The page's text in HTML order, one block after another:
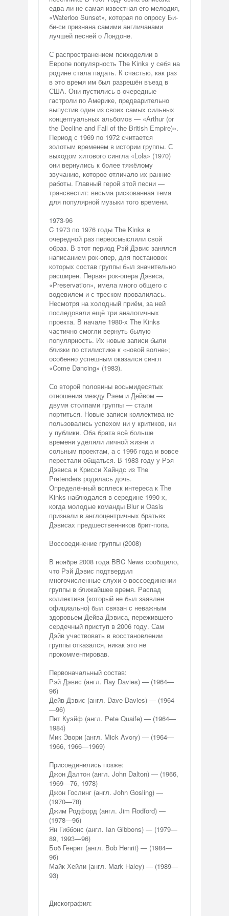
едва ли не самая известная его мелодия,
«Waterloo Sunset», которая по опросу Би-
би-си признана самими англичанами
лучшей песней о Лондоне.
С распространением психоделии в
Европе популярность The Kinks у себя на
родине стала падать. К счастью, как раз
в это время им был разрешён въезд в
США. Они пустились в очередные
гастроли по Америке, предварительно
выпустив один из своих самых сильных
концептуальных альбомов — «Arthur (or
the Decline and Fall of the British Empire)».
Период с 1969 по 1972 считается
золотым временем в истории группы. С
выходом хитового сингла «Lola» (1970)
они вернулись к более тяжёлому
звучанию, которое отличало их ранние
работы. Главный герой этой песни —
трансвестит: весьма рискованная тема
для популярной музыки того времени.
1973-96
C 1973 по 1976 годы The Kinks в
очередной раз переосмыслили свой
образ. В этот период Рэй Дэвис занялся
написанием рок-опер, для постановок
которых состав группы был значительно
расширен. Первая рок-опера Дэвиса,
«Preservation», имела много общего с
водевилем и с треском провалилась.
Несмотря на холодный приём, за ней
последовали ещё три аналогичных
проекта. В начале 1980-х The Kinks
частично смогли вернуть былую
популярность. Их новые записи были
близки по стилистике к «новой волне»;
особенно успешным оказался сингл
«Come Dancing» (1983).
Со второй половины восьмидесятых
отношения между Рэем и Дейвом —
двумя столпами группы — стали
портиться. Новые записи коллектива не
пользовались успехом ни у критиков, ни
у публики. Оба брата всё больше
времени уделяли личной жизни и
сольным проектам, а с 1996 года и вовсе
перестали общаться. В 1983 году у Рэя
Дэвиса и Крисси Хайндс из The
Pretenders родилась дочь.
Определённый всплеск интереса к The
Kinks наблюдался в середине 1990-х,
когда молодые команды Blur и Oasis
признали в англоцентричных братьях
Дэвисах предшественников брит-попа.
Воссоединение группы (2008)
В ноябре 2008 года BBC News сообщило,
что Рэй Дэвис подтвердил
многочисленные слухи о воссоединении
группы в ближайшее время. Распад
коллектива (который не был заявлен
официально) был связан с неважным
здоровьем Дейва Дэвиса, пережившего
сердечный приступ в 2006 году. Сам
Дэйв участвовать в восстановлении
группы отказался, никак это не
прокомментировав.
Первоначальный состав:
Рэй Дэвис (англ. Ray Davies) — (1964—
96)
Дейв Дэвис (англ. Dave Davies) — (1964
—96)
Пит Куэйф (англ. Pete Quaife) — (1964—
1984)
Мик Эвори (англ. Mick Avory) — (1964—
1966, 1966—1969)
Присоединились позже:
Джон Далтон (англ. John Dalton) — (1966,
1969—76, 1978)
Джон Гослинг (англ. John Gosling) —
(1970—78)
Джим Родфорд (англ. Jim Rodford) —
(1978—96)
Ян Гиббонс (англ. Ian Gibbons) — (1979—
89, 1993—96)
Боб Генрит (англ. Bob Henrit) — (1984—
96)
Майк Хейли (англ. Mark Haley) — (1989—
93)
Дискография: